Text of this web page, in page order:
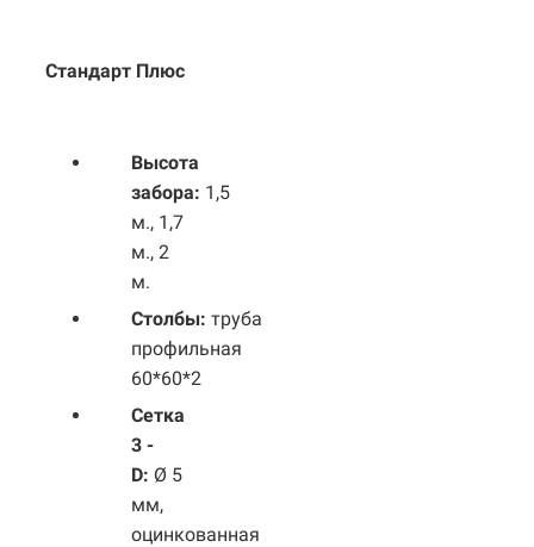
Стандарт Плюс
Высота
забора: 1,5
м., 1,7
м., 2
м.
Столбы: труба
профильная
60*60*2
Сетка
3 -
D: Ø 5
мм,
оцинкованная